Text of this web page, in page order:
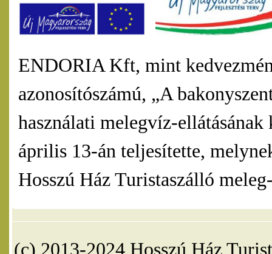
ENDORIA Kft, mint
azonosítószámú, „A
használati melegvíz-
április 13-án teljesítette,
Hosszú Ház Turistaszálló
(c) 2013-2024 Hosszú Ház